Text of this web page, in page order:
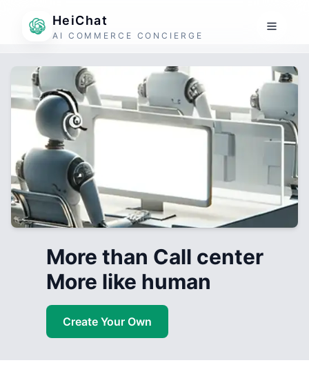
HeiChat
AI COMMERCE CONCIERGE
More than Call center
More like human
Create Your Own